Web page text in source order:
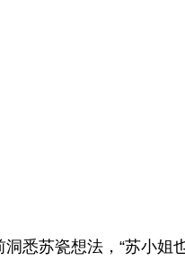
悉苏瓷想法，“苏小姐